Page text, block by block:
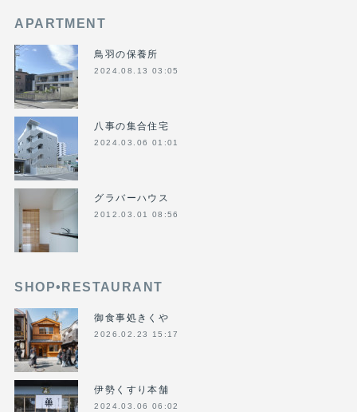
APARTMENT
鳥羽の保養所
2024.08.13 03:05
八事の集合住宅
2024.03.06 01:01
グラバーハウス
2012.03.01 08:56
SHOP•RESTAURANT
御食事処きくや
2026.02.23 15:17
伊勢くすり本舗
2024.03.06 06:02